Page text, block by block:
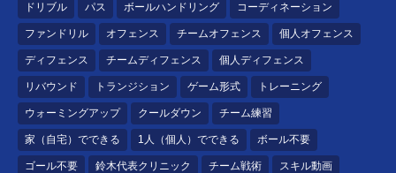
ドリブル パス ボールハンドリング コーディネーション
ファンドリル オフェンス チームオフェンス 個人オフェンス
ディフェンス チームディフェンス 個人ディフェンス
リバウンド トランジション ゲーム形式 トレーニング
ウォーミングアップ クールダウン チーム練習
家（自宅）でできる 1人（個人）でできる ボール不要
ゴール不要 鈴木代表クリニック チーム戦術 スキル動画